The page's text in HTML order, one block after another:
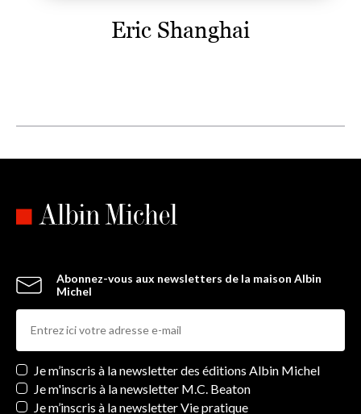
Eric Shanghai
Abonnez-vous aux newsletters de la maison Albin
Michel
Newsletters
Je m’inscris à la newsletter des éditions Albin Michel
Je m'inscris à la newsletter M.C. Beaton
Je m’inscris à la newsletter Vie pratique